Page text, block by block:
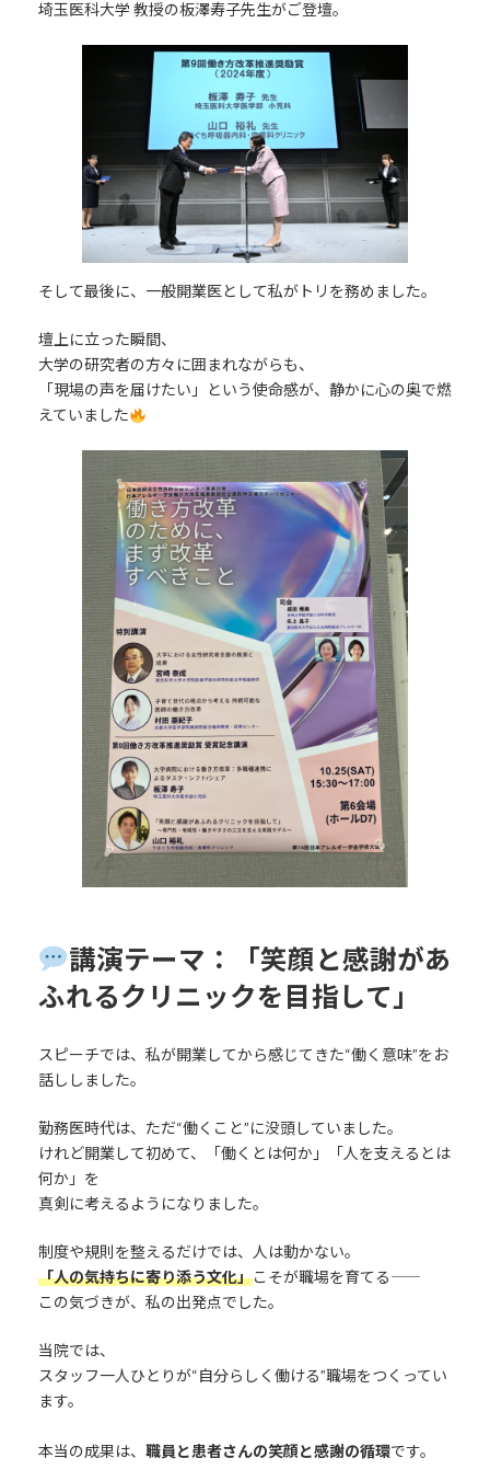
埼玉医科大学 教授の板澤寿子先生がご登壇。
そして最後に、一般開業医として私がトリを務めました。
壇上に立った瞬間、
大学の研究者の方々に囲まれながらも、
「現場の声を届けたい」という使命感が、静かに心の奥で燃
えていました
講演テーマ：「笑顔と感謝があ
ふれるクリニックを目指して」
スピーチでは、私が開業してから感じてきた“働く意味”をお
話ししました。
勤務医時代は、ただ“働くこと”に没頭していました。
けれど開業して初めて、「働くとは何か」「人を支えるとは
何か」を
真剣に考えるようになりました。
制度や規則を整えるだけでは、人は動かない。
「人の気持ちに寄り添う文化」こそが職場を育てる――
この気づきが、私の出発点でした。
当院では、
スタッフ一人ひとりが“自分らしく働ける”職場をつくってい
ます。
本当の成果は、 職員と患者さんの笑顔と感謝の循環です。